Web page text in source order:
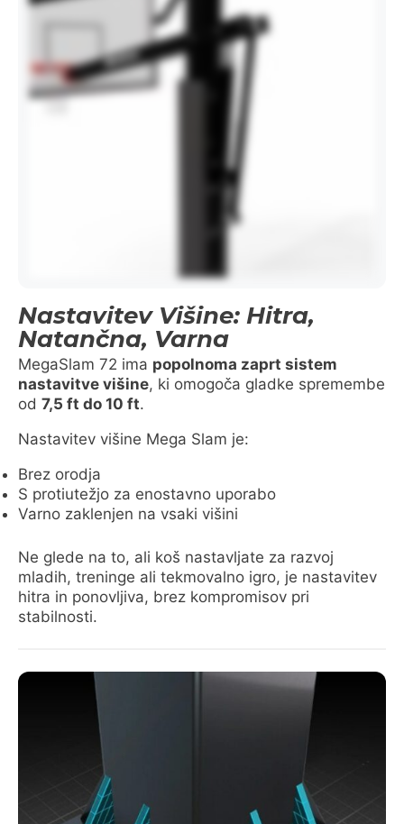
Nastavitev Višine: Hitra,
Natančna, Varna
MegaSlam 72 ima popolnoma zaprt sistem
nastavitve višine, ki omogoča gladke spremembe
od 7,5 ft do 10 ft.
Nastavitev višine Mega Slam je:
Brez orodja
S protiutežjo za enostavno uporabo
Varno zaklenjen na vsaki višini
Ne glede na to, ali koš nastavljate za razvoj
mladih, treninge ali tekmovalno igro, je nastavitev
hitra in ponovljiva, brez kompromisov pri
stabilnosti.